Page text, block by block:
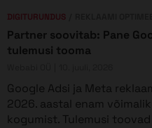
DIGITURUNDUS
Partner soovitab: Pane
tulemusi tooma
Google Adsi ja Meta
2026. aastal enam
kogumist. Tulemusi